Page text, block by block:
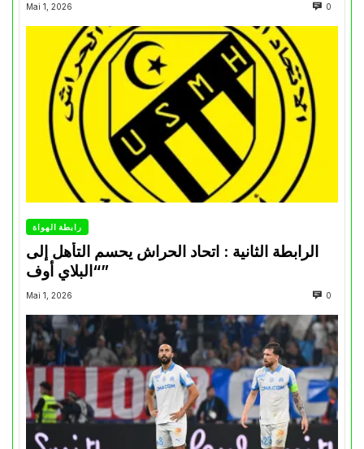
Mai 1, 2026 0
رابطة الهواة
الرابطة الثانية : اتحاد الحراش يحسم التأهل إلى
“البلاي أوف”
Mai 1, 2026 0